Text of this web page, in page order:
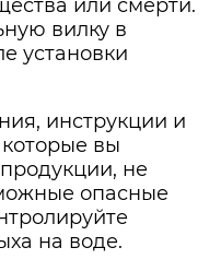
или смерти.
вилку в
установки
инструкции и
вы
не
опасные
на воде.